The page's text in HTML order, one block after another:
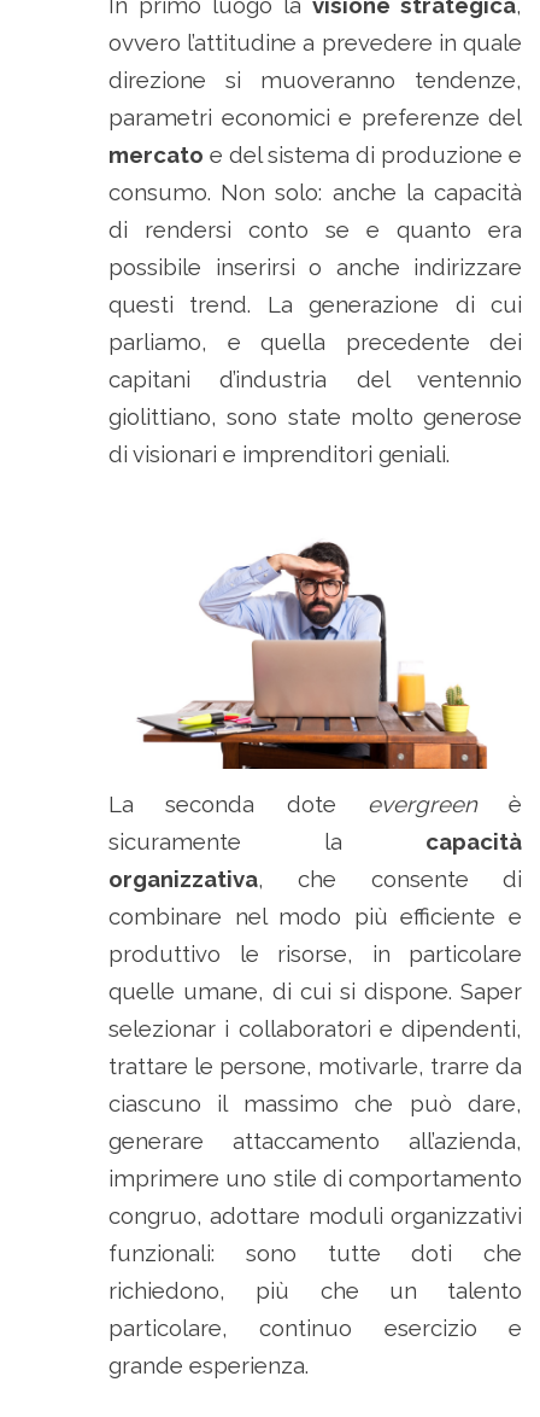
ovvero l’attitudine a prevedere in quale
direzione si muoveranno tendenze,
parametri economici e preferenze del
mercato e del sistema di produzione e
consumo. Non solo: anche la capacità
di rendersi conto se e quanto era
possibile inserirsi o anche indirizzare
questi trend. La generazione di cui
parliamo, e quella precedente dei
capitani d’industria del ventennio
giolittiano, sono state molto generose
di visionari e imprenditori geniali.
La seconda dote evergreenè
sicuramente la capacità
organizzativa, che consente di
combinare nel modo più efficiente e
produttivo le risorse, in particolare
quelle umane, di cui si dispone. Saper
selezionar i collaboratori e dipendenti,
trattare le persone, motivarle, trarre da
ciascuno il massimo che può dare,
generare attaccamento all’azienda,
imprimere uno stile di comportamento
congruo, adottare moduli organizzativi
funzionali: sono tutte doti che
richiedono, più che un talento
particolare, continuo esercizio e
grande esperienza.